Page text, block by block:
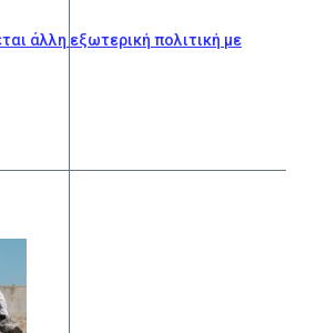
άλλη εξωτερική πολιτική με